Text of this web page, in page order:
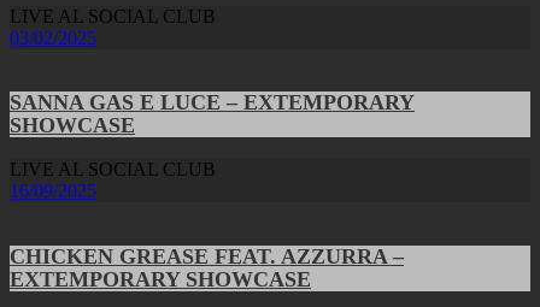
LIVE AL SOCIAL CLUB
03/02/2025
SANNA GAS E LUCE – EXTEMPORARY
SHOWCASE
LIVE AL SOCIAL CLUB
16/09/2025
CHICKEN GREASE FEAT. AZZURRA –
EXTEMPORARY SHOWCASE